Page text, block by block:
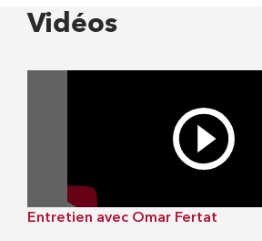
Vidéos
Entretien avec Omar Fertat